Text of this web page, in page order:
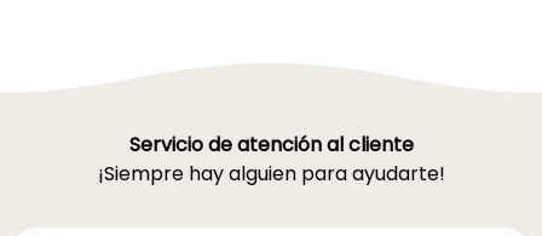
Servicio de atención al cliente
¡Siempre hay alguien para ayudarte!